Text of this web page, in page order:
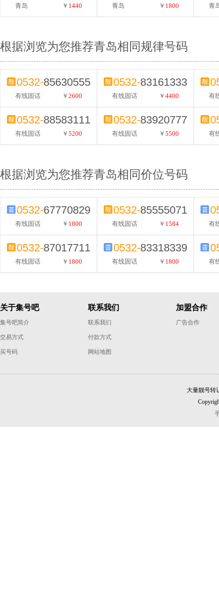
青岛 ￥ 1440 青岛 ￥ 1800 青
根据浏览为您推荐青岛相同规律号码
0532-85630555
有线固话 ￥2600
0532-83161333
有线固话 ￥4400 有
0532-88583111
有线固话 ￥5200
0532-83920777
有线固话 ￥5500 有
根据浏览为您推荐青岛相同价位号码
0532-67770829
有线固话 ￥ 1800
0532-85555071
有线固话 ￥ 1584 有
0532-87017711
有线固话 ￥ 1800
0532-83318339
有线固话 ￥ 1800 有
关于集号吧
集号吧简介
交易方式
买号码
联系我们
联系我们
付款方式
网站地图
加盟合作
广告合作
大量靓号转